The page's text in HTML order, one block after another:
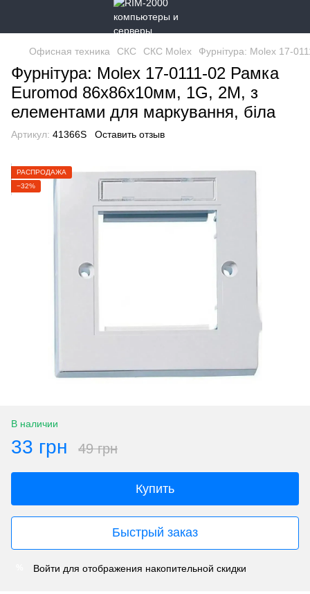
Офисная техника СКС СКС Molex Фурнітура: Molex 17-
Фурнітура: Molex 17-0111-02 Рамка
Euromod 86х86х10мм, 1G, 2M, з
елементами для маркування, біла
Артикул: 41366S Оставить отзыв
РАСПРОДАЖА
−32%
В наличии
33 грн 49 грн
Купить
Быстрый заказ
Войти для отображения накопительной скидки